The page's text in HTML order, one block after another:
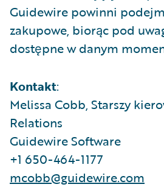
Guidewire powinni
zakupowe, biorąc pod
dostępne w danym
Kontakt:
Melissa Cobb, Starszy
Relations
Guidewire Software
+1 650-464-1177
mcobb@guidewire.com